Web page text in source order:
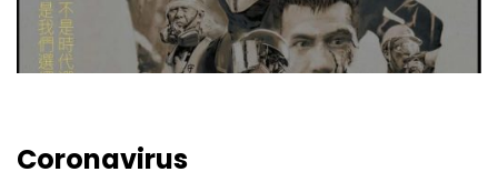
Coronavirus